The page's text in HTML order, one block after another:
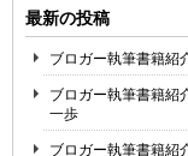
最新の投稿
ブロガー執筆書籍
ブロガー執筆書籍
一歩
ブロガー執筆書籍